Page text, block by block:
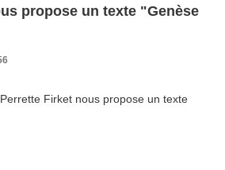
propose un texte "Genèse